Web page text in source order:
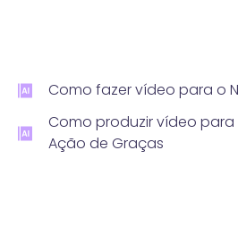
Como fazer vídeo para o
Como produzir vídeo para
Ação de Graças